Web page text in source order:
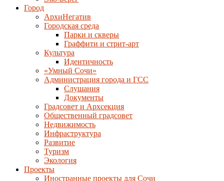
Город
АрхиНегатив
Городская среда
Парки и скверы
Граффити и стрит-арт
Культура
Идентичность
«Умный Сочи»
Администрация города и ГСС
Слушания
Документы
Градсовет и Архсекция
Общественный градсовет
Недвижимость
Инфраструктура
Развитие
Туризм
Экология
Проекты
Иностранные проекты для Сочи